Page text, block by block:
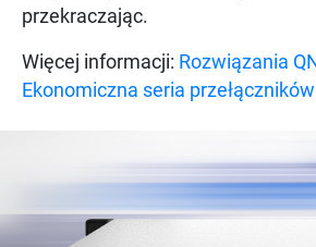
przekraczając.
Więcej informacji: Rozwiązania
Ekonomiczna seria